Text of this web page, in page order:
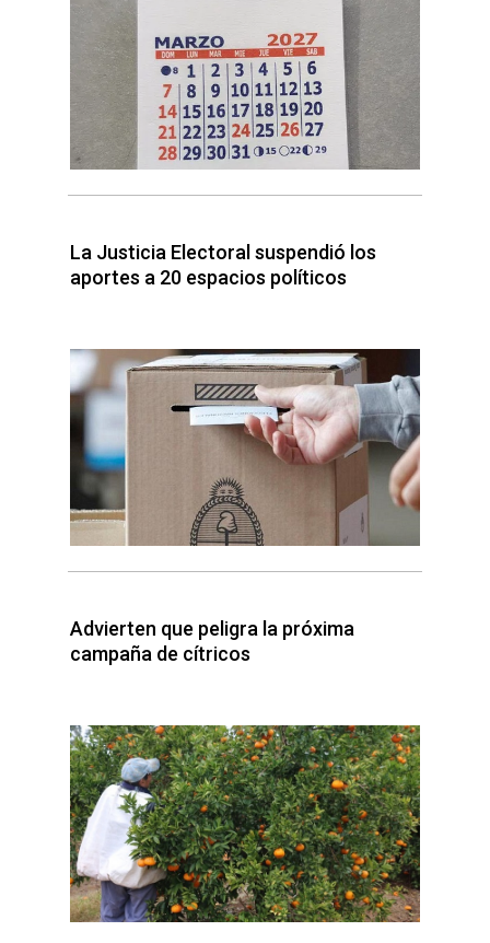
La Justicia Electoral suspendió los
aportes a 20 espacios políticos
Advierten que peligra la próxima
campaña de cítricos